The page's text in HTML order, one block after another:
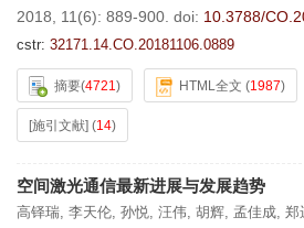
2018, 11(6): 889-900. doi: 10.3788/
cstr: 32171.14.CO.20181106.0889
摘要(4721) HTML全文 (1987)
[施引文献] (14)
空间激光通信最新进展与发展趋势
高铎瑞, 李天伦, 孙悦, 汪伟, 胡辉, 孟佳成, 郑